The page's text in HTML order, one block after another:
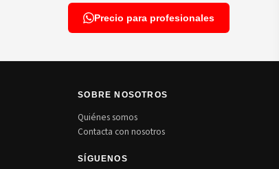
Precio para profesionales
SOBRE NOSOTROS
Quiénes somos
Contacta con nosotros
SÍGUENOS